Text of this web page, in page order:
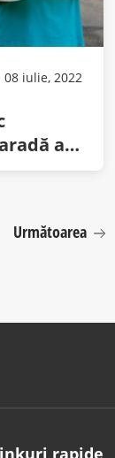
08 iulie, 2022
a
Următoarea
rapide